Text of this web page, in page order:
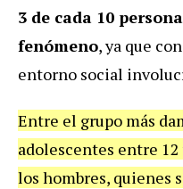
3 de cada 10
fenómeno, ya que
entorno social
Entre el grupo más
adolescentes entre
los hombres, quienes